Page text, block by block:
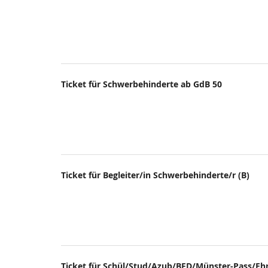
Ticket für Schwerbehinderte ab GdB 50
Ticket für Begleiter/in Schwerbehinderte/r (B)